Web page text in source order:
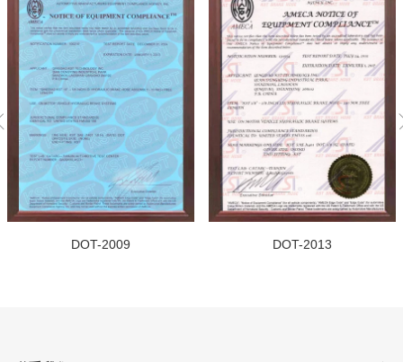
大众 高尔夫 旅行版 2014-2015
大众 朗行 183 2013-2015
大众 朗行 185 2015-2017
大众 朗境 183 2013-2015
大众 朗境 185 2015-
大众 朗逸 181 2008-2013
大众 朗逸 182 2012-
大众 新朗逸 184 2015-2017
大众 蔚领 2016-
大众 探歌 2018-2019
DOT-2009 DOT-2013